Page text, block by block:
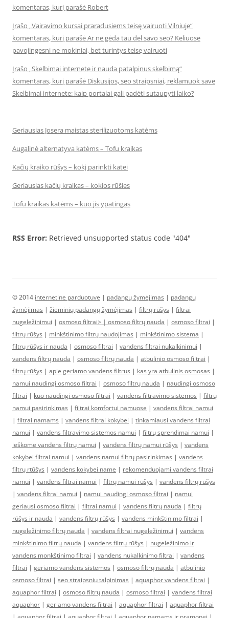
komentaras, kurį parašė Robert
Įrašo „Vairavimo kursai praradusiems teisę vairuoti Vilniuje“
komentaras, kurį parašė Ar ne gėda tau del savo seo? Keliuose
pavojingesni ne mokiniai, bet turintys teisę vairuoti
Įrašo „Skelbimai internete ir nauda patalpinus skelbimą“
komentaras, kurį parašė Diskusijos, seo straipsniai, reklamuok save
Skelbimai internete: kaip portalai gali padėti sutaupyti laiko?
Geriausias Josera maistas sterilizuotoms katėms
Augalinė alternatyva katėms – Tofu kraikas
Kačių kraiko rūšys – kokį parinkti katei
Geriausias kačių kraikas – kokios rūšies
Tofu kraikas katėms – kuo jis ypatingas
RSS Error: Retrieved unsupported status code "404"
© 2014 internetine parduotuve | padangų žymėjimas | padangų
žymėjimas | žieminių padangų žymėjimas | filtrų rūšys | filtrai
nugeležinimui | osmoso filtrai> | osmoso filtrų nauda | osmoso filtrai |
filtrų rūšys | minkštinimo filtrų naudojimas | minkštinimo sistema |
filtrų rūšys ir nauda | osmoso filtrai | vandens filtrai nukalkinimui |
vandens filtrų nauda | osmoso filtrų nauda | atbulinio osmoso filtrai |
filtrų rūšys | apie geriamo vandens filtrus | kas yra atbulinis osmosas |
namui naudingi osmoso filtrai | osmoso filtrų nauda | naudingi osmoso
filtrai | kuo naudingi osmoso filtrai | vandens filtravimo sistemos | filtrų
namui pasirinkimas | filtrai komfortui namuose | vandens filtrai namui
| filtrai namams | vandens filtrai kokybei | tinkamiausi vandens filtrai
namui | vandens filtravimo sistemos namui | filtrų sprendimai namui |
ieškome vandens filtrų namui | vandens filtrų namui rūšys | vandens
kokybei filtrai namui | vandens namui filtrų pasirinkimas | vandens
filtrų rtūšys | vandens kokybei name | rekomenduojami vandens filtrai
namui | vandens filtrai namui | filtrų namui rūšys | vandens filtrų rūšys
| vandens filtrai namui | namui naudingi osmoso filtrai | namui
geriausi osmoso filtrai | filtrai namui | vandens filtrų nauda | filtrų
rūšys ir nauda | vandens filtrų rūšys | vandens minkštinimo filtrai |
nugeležinimo filtrų nauda | vandens filtrai nugeležinimui | vandens
minkštinimo filtrų nauda | vandens filtrų rūšys | nugeležinimo ir
vandens monkštinimo filtrai | vandens nukalkinimo filtrai | vandens
filtrai | geriamo vandens sistemos | osmoso filtrų nauda | atbulinio
osmoso filtrai | seo straipsniu talpinimas | aquaphor vandens filtrai |
aquaphor filtrai | osmoso filtrų nauda | osmoso filtrai | vandens filtrai
aquaphor | geriamo vandens filtrai | aquaphor filtrai | aquaphor filtrai